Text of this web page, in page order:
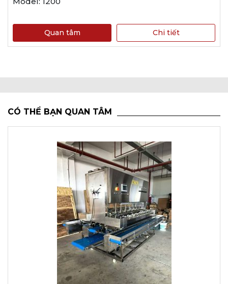
Quan tâm Chi tiết
CÓ THỂ BẠN QUAN TÂM